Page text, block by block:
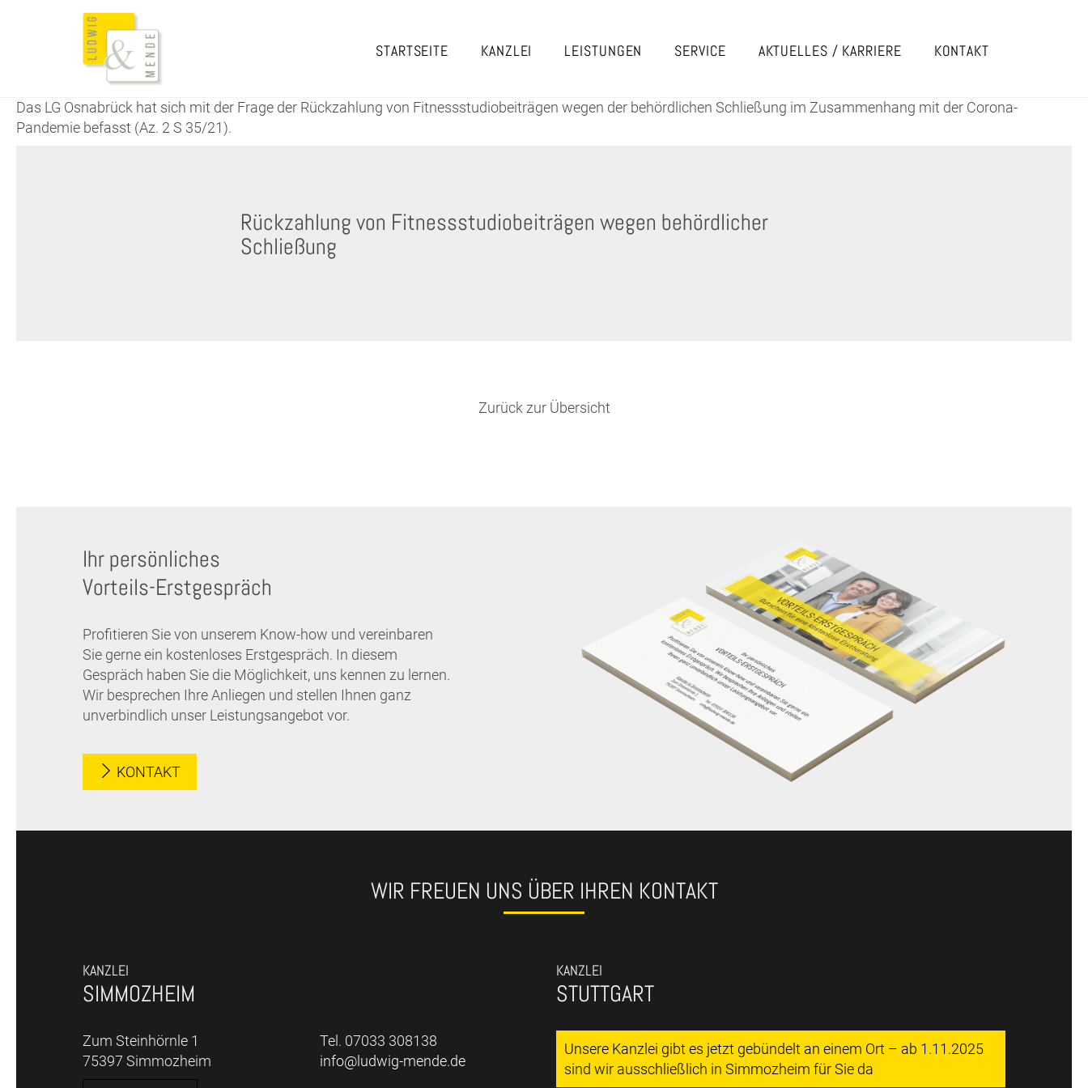
STARTSEITE KANZLEI LEISTUNGEN SERVICE AKTUELLES / KARRIERE KONTAKT
Das LG Osnabrück hat sich mit der Frage der Rückzahlung von Fitnessstudiobeiträgen wegen der behördlichen Schließung im Zusammenhang mit der Corona-
Pandemie befasst (Az. 2 S 35/21).
Rückzahlung von Fitnessstudiobeiträgen wegen behördlicher
Schließung
Zurück zur Übersicht
Ihr persönliches
Vorteils-Erstgespräch
Profitieren Sie von unserem Know-how und vereinbaren
Sie gerne ein kostenloses Erstgespräch. In diesem
Gespräch haben Sie die Möglichkeit, uns kennen zu lernen.
Wir besprechen Ihre Anliegen und stellen Ihnen ganz
unverbindlich unser Leistungsangebot vor.
KONTAKT
WIR FREUEN UNS ÜBER IHREN KONTAKT
KANZLEI
SIMMOZHEIM
Zum Steinhörnle 1
75397 Simmozheim
Tel. 07033 308138
info@ludwig-mende.de
KANZLEI
STUTTGART
Unsere Kanzlei gibt es jetzt gebündelt an einem Ort – ab 1.11.2025
sind wir ausschließlich in Simmozheim für Sie da